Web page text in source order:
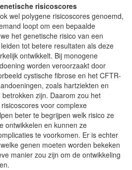
risicoscores
wel polygene risicoscores genoemd,
loopt om een bepaalde
het genetische risico van een
tot betere resultaten als deze
ontwikkelt. Bij monogene
worden veroorzaakt door
cystische fibrose en het CFTR-
zoals hartziekten en
zijn. Daarom zou het
voor complexe
beter te begrijpen welk risico ze
ontwikkelen en kunnen ze
te voorkomen. Er is echter
genen moeten worden bekeken
manier zou zijn om de ontwikkeling